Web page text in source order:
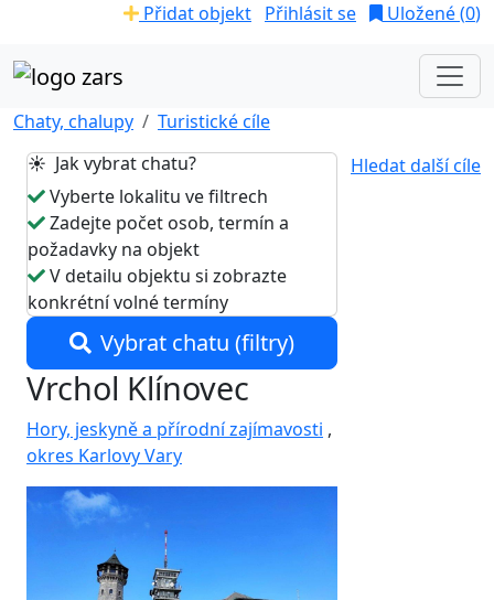
Přidat objekt Přihlásit se Uložené (0)
Chaty, chalupy
Turistické cíle
Hledat další cíle
☀️ Jak vybrat chatu?
Vyberte lokalitu ve filtrech
Zadejte počet osob, termín a
požadavky na objekt
V detailu objektu si zobrazte
konkrétní volné termíny
Vybrat chatu (filtry)
Vrchol Klínovec
Hory, jeskyně a přírodní zajímavosti ,
okres Karlovy Vary